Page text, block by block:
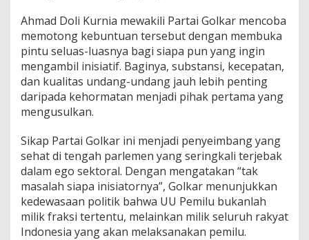
Ahmad Doli Kurnia mewakili Partai Golkar mencoba
memotong kebuntuan tersebut dengan membuka
pintu seluas-luasnya bagi siapa pun yang ingin
mengambil inisiatif. Baginya, substansi, kecepatan,
dan kualitas undang-undang jauh lebih penting
daripada kehormatan menjadi pihak pertama yang
mengusulkan.
Sikap Partai Golkar ini menjadi penyeimbang yang
sehat di tengah parlemen yang seringkali terjebak
dalam ego sektoral. Dengan mengatakan “tak
masalah siapa inisiatornya”, Golkar menunjukkan
kedewasaan politik bahwa UU Pemilu bukanlah
milik fraksi tertentu, melainkan milik seluruh rakyat
Indonesia yang akan melaksanakan pemilu.